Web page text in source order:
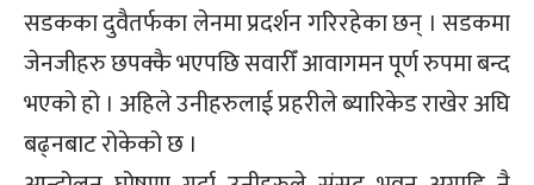
सडकका दुवैतर्फका लेनमा प्रदर्शन गरिरहेका छन् । सडकमा
जेनजीहरु छपक्कै भएपछि सवारीँ आवागमन पूर्ण रुपमा बन्द
भएको हो । अहिले उनीहरुलाई प्रहरीले ब्यारिकेड राखेर अघि
बढ्नबाट रोकेको छ ।